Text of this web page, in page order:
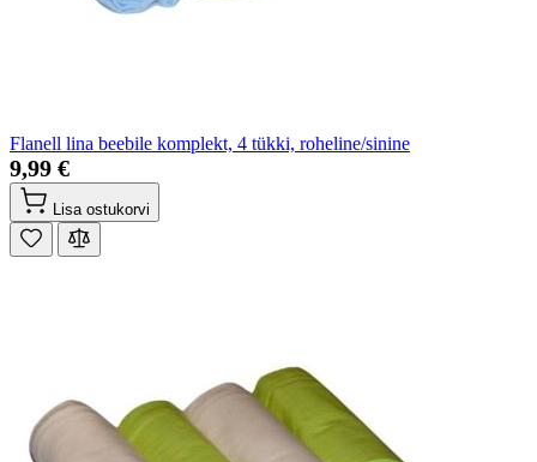
Flanell lina beebile komplekt, 4 tükki, roheline/sinine
9,99 €
Lisa ostukorvi